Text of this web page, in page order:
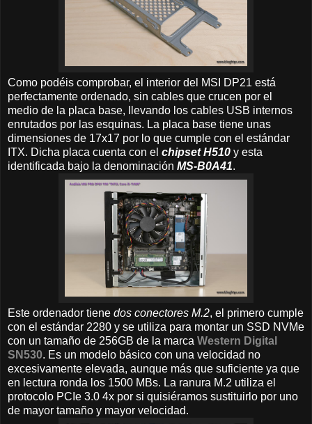
Como podéis comprobar, el interior del MSI DP21 está
perfectamente ordenado, sin cables que crucen por el
medio de la placa base, llevando los cables USB internos
enrutados por las esquinas. La placa base tiene unas
dimensiones de 17x17 por lo que cumple con el estándar
ITX. Dicha placa cuenta con el chipset H510 y esta
identificada bajo la denominación MS-B0A41.
Este ordenador tiene dos conectores M.2, el primero cumple
con el estándar 2280 y se utiliza para montar un SSD NVMe
con un tamaño de 256GB de la marca Western Digital
SN530. Es un modelo básico con una velocidad no
excesivamente elevada, aunque más que suficiente ya que
en lectura ronda los 1500 MBs. La ranura M.2 utiliza el
protocolo PCIe 3.0 4x por si quisiéramos sustituirlo por uno
de mayor tamaño y mayor velocidad.